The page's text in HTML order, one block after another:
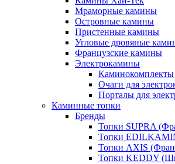
Мраморные камины
Островные камины
Пристенные камины
Угловые дровяные
Французские камины
Электрокамины
Каминокомплекты
Очаги для
Порталы для
Каминные топки
Бренды
Топки SUPRA
Топки
Топки AXIS
Топки KEDDY